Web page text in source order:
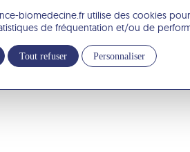
biomedecine.fr utilise des cookies
de fréquentation et/ou de
Tout refuser Personnaliser